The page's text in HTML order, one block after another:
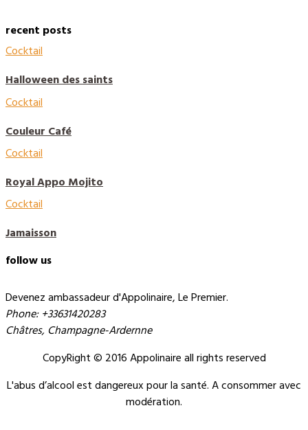
recent posts
Cocktail
Halloween des saints
Cocktail
Couleur Café
Cocktail
Royal Appo Mojito
Cocktail
Jamaisson
follow us
Devenez ambassadeur d'Appolinaire, Le Premier.
Phone: +33631420283
Châtres, Champagne-Ardernne
CopyRight © 2016 Appolinaire all rights reserved
L'abus d’alcool est dangereux pour la santé. A consommer avec
modération.